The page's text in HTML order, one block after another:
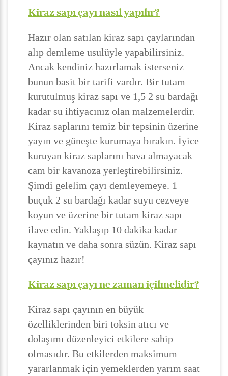
Kiraz sapı çayı nasıl yapılır?
Hazır olan satılan kiraz sapı çaylarından
alıp demleme usulüyle yapabilirsiniz.
Ancak kendiniz hazırlamak isterseniz
bunun basit bir tarifi vardır. Bir tutam
kurutulmuş kiraz sapı ve 1,5 2 su bardağı
kadar su ihtiyacınız olan malzemelerdir.
Kiraz saplarını temiz bir tepsinin üzerine
yayın ve güneşte kurumaya bırakın. İyice
kuruyan kiraz saplarını hava almayacak
cam bir kavanoza yerleştirebilirsiniz.
Şimdi gelelim çayı demleyemeye. 1
buçuk 2 su bardağı kadar suyu cezveye
koyun ve üzerine bir tutam kiraz sapı
ilave edin. Yaklaşıp 10 dakika kadar
kaynatın ve daha sonra süzün. Kiraz sapı
çayınız hazır!
Kiraz sapı çayı ne zaman içilmelidir?
Kiraz sapı çayının en büyük
özelliklerinden biri toksin atıcı ve
dolaşımı düzenleyici etkilere sahip
olmasıdır. Bu etkilerden maksimum
yararlanmak için yemeklerden yarım saat